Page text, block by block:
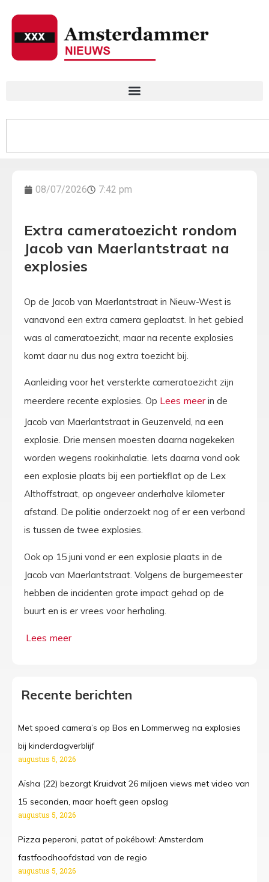
08/07/2026 7:42 pm
Extra cameratoezicht rondom
Jacob van Maerlantstraat na
explosies
Op de Jacob van Maerlantstraat in Nieuw-West is
vanavond een extra camera geplaatst. In het gebied
was al cameratoezicht, maar na recente explosies
komt daar nu dus nog extra toezicht bij.
Aanleiding voor het versterkte cameratoezicht zijn
meerdere recente explosies. Op
in de
Jacob van Maerlantstraat in Geuzenveld, na een
explosie. Drie mensen moesten daarna nagekeken
worden wegens rookinhalatie. Iets daarna vond ook
een explosie plaats bij een portiekflat op de Lex
Althoffstraat, op ongeveer anderhalve kilometer
afstand. De politie onderzoekt nog of er een verband
is tussen de twee explosies.
Ook op 15 juni vond er een explosie plaats in de
Jacob van Maerlantstraat. Volgens de burgemeester
hebben de incidenten grote impact gehad op de
buurt en is er vrees voor herhaling.
Recente berichten
Met spoed camera’s op Bos en Lommerweg na explosies
bij kinderdagverblijf
augustus 5, 2026
Aïsha (22) bezorgt Kruidvat 26 miljoen views met video van
15 seconden, maar hoeft geen opslag
augustus 5, 2026
Pizza peperoni, patat of pokébowl: Amsterdam
fastfoodhoofdstad van de regio
augustus 5, 2026